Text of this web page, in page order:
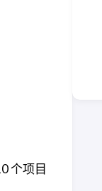
个项目